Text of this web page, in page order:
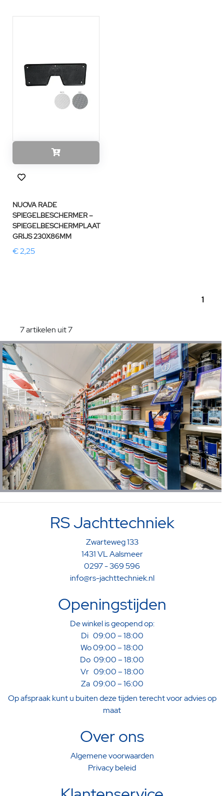
NUOVA RADE
SPIEGELBESCHERMER –
SPIEGELBESCHERMPLAAT
GRIJS 230X86MM
€ 2,25
1
7 artikelen uit 7
RS Jachttechniek
Zwarteweg 133
1431 VL Aalsmeer
0297 - 369 596
info@rs-jachttechniek.nl
Openingstijden
De winkel is geopend op:
Di 09:00 – 18:00
Wo 09:00 – 18:00
Do 09:00 – 18:00
Vr 09:00 – 18:00
Za 09:00 – 16:00
Op afspraak kunt u buiten deze tijden terecht voor advies op
maat
Over ons
Algemene voorwaarden
Privacy beleid